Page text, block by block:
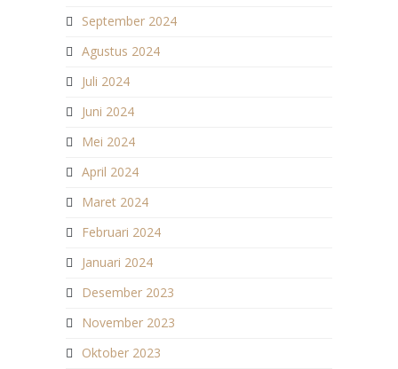
September 2024
Agustus 2024
Juli 2024
Juni 2024
Mei 2024
April 2024
Maret 2024
Februari 2024
Januari 2024
Desember 2023
November 2023
Oktober 2023